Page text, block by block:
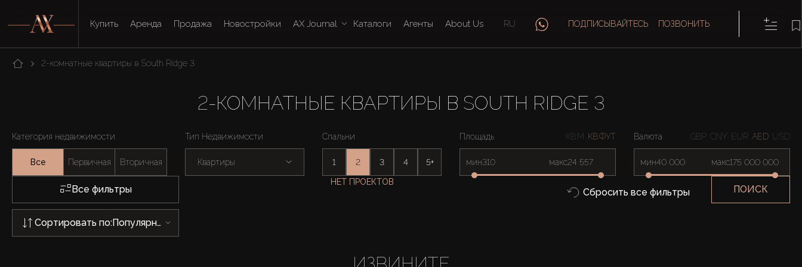
Купить Аренда Продажа Новостройки AX Journal Каталоги Агенты About Us RU ПОДПИСЫВАЙТЕСЬ ПОЗВОНИТЬ
2-комнатные квартиры в South Ridge 3
2-КОМНАТНЫЕ КВАРТИРЫ В SOUTH RIDGE 3
Категория недвижимости
Все Первичная Вторичная
Тип Недвижимости
Квартиры
Спальни
1 2 3 4 5+
Площадь КВ.М КВ.ФУТ
мин макс
Валюта GBP CNY EUR AED USD
мин макс
Все фильтры
НЕТ ПРОЕКТОВ
Сбросить все фильтры ПОИСК
Сортировать по: Популярности